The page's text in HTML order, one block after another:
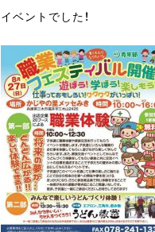
イベントでした！